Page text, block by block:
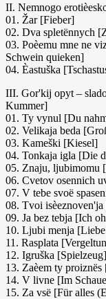
II. Nemnogo
01. Žar [Fieber]
02. Dva spletënnych
03. Poèemu mne ne
Schwein quieken]
04. Èastuška
III. Gor'kij opyt –
Kummer]
01. Ty vynul [Du
02. Velikaja beda
03. Kameški [Kiesel]
04. Tonkaja igla [Die
05. Znaju, ljubimomu
06. Cvetov osennich
07. V tebe svoë
08. Tvoi
09. Ja bez tebja [Ich
10. Ljubi menja
11. Rasplata
12. Igruška [Spielzeug]
13. Zaèem ty proiznës
14. V livne [Im
15. Za vsë [Für alles